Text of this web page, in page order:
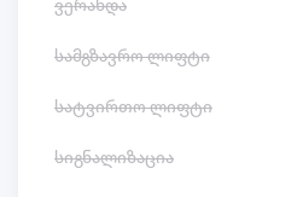
ვერანდა
სამგზავრო ლიფტი
სატვირთო ლიფტი
სიგნალიზაცია